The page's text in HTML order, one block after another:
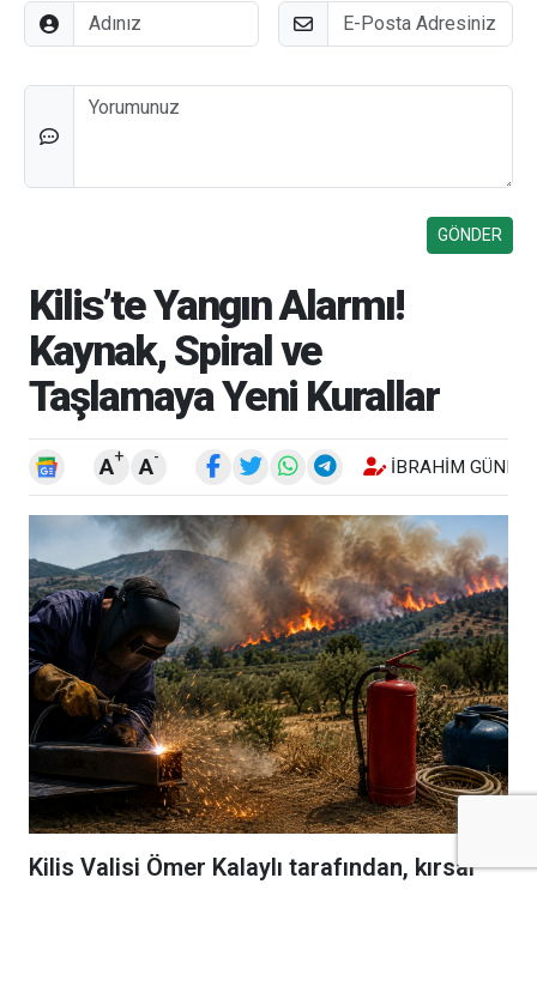
Adınız E-Posta
Düşünceleriniz
Kilis’te Yangın Alarmı!
Kaynak, Spiral ve
Taşlamaya Yeni Kurallar
A+ A- İBRAHIM GÜNEŞ
Kilis Valisi Ömer Kalaylı tarafından, kırsal